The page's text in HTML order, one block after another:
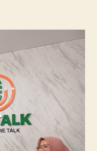
Silaturahmi
Fikom
Unissula,
Pelajari
RPL
dan
Tinjau
Tiga